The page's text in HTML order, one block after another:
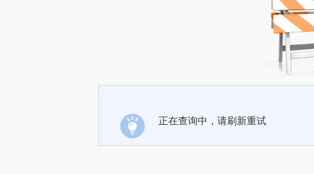
正在查询中，请刷新重试